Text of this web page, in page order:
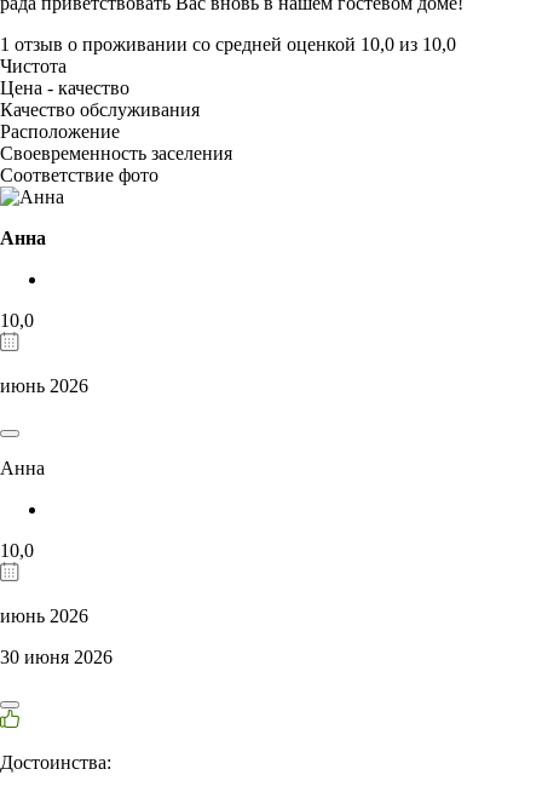
1 отзыв о проживании со средней оценкой 10,0 из 10,0
Чистота
Цена - качество
Качество обслуживания
Расположение
Своевременность заселения
Соответствие фото
Анна
10,0
июнь 2026
Анна
10,0
июнь 2026
30 июня 2026
Достоинства: